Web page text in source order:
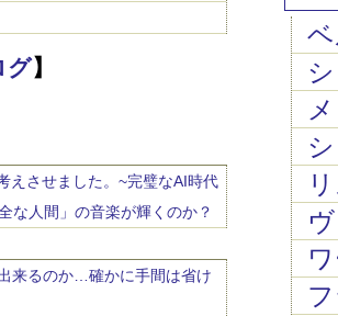
グ】
えさせました。~完璧なAI時代
な人間」の音楽が輝くのか？
来るのか…確かに手間は省け